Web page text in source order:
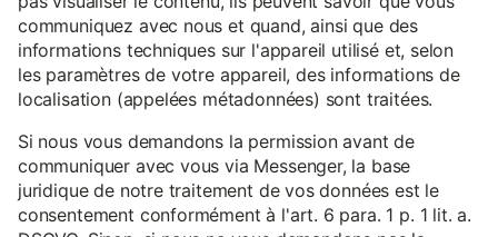
communiquez avec nous et quand, ainsi que des
informations techniques sur l'appareil utilisé et, selon
les paramètres de votre appareil, des informations de
localisation (appelées métadonnées) sont traitées.
Si nous vous demandons la permission avant de
communiquer avec vous via Messenger, la base
juridique de notre traitement de vos données est le
consentement conformément à l'art. 6 para. 1 p. 1 lit. a.